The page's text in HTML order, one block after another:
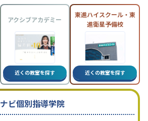
アクシブアカデミー
近くの教室を探す
東進ハイスクール・東
進衛星予備校
近くの教室を探す
ナビ個別指導学院